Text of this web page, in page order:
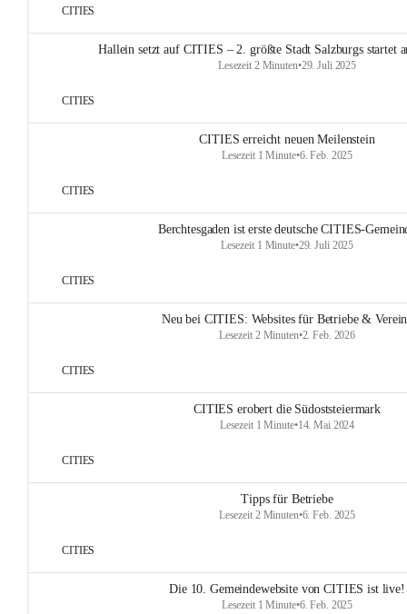
CITIES
Hallein setzt auf CITIES – 2. größte Stadt Salzburgs startet
Lesezeit 2 Minuten•29. Juli 2025
CITIES
CITIES erreicht neuen Meilenstein
Lesezeit 1 Minute•6. Feb. 2025
CITIES
Berchtesgaden ist erste deutsche CITIES-
Lesezeit 1 Minute•29. Juli 2025
CITIES
Neu bei CITIES: Websites für Betriebe &
Lesezeit 2 Minuten•2. Feb. 2026
CITIES
CITIES erobert die Südoststeiermark
Lesezeit 1 Minute•14. Mai 2024
CITIES
Tipps für Betriebe
Lesezeit 2 Minuten•6. Feb. 2025
CITIES
Die 10. Gemeindewebsite von CITIES ist live!
Lesezeit 1 Minute•6. Feb. 2025